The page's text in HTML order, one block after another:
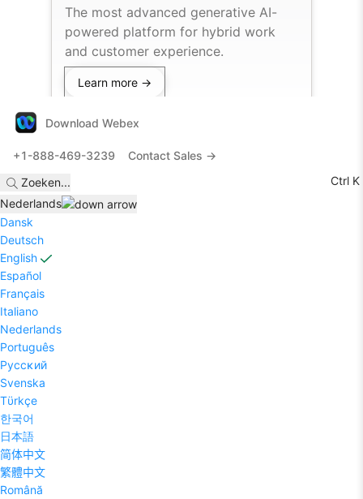
The most advanced generative AI-
powered platform for hybrid work
and customer experience.
Learn more →
Download Webex
+1-888-469-3239
Contact Sales →
Zoeken...
Ctrl K
Nederlands
Dansk
Deutsch
English
Español
Français
Italiano
Nederlands
Português
Pyccĸий
Svenska
Tϋrkçe
한국어
日本語
简体中文
繁體中文
Română